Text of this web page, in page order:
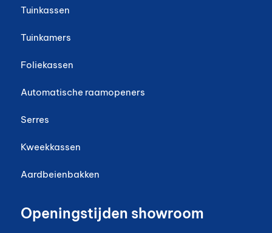
Tuinkassen
Tuinkamers
Foliekassen
Automatische raamopeners
Serres
Kweekkassen
Aardbeienbakken
Openingstijden showroom